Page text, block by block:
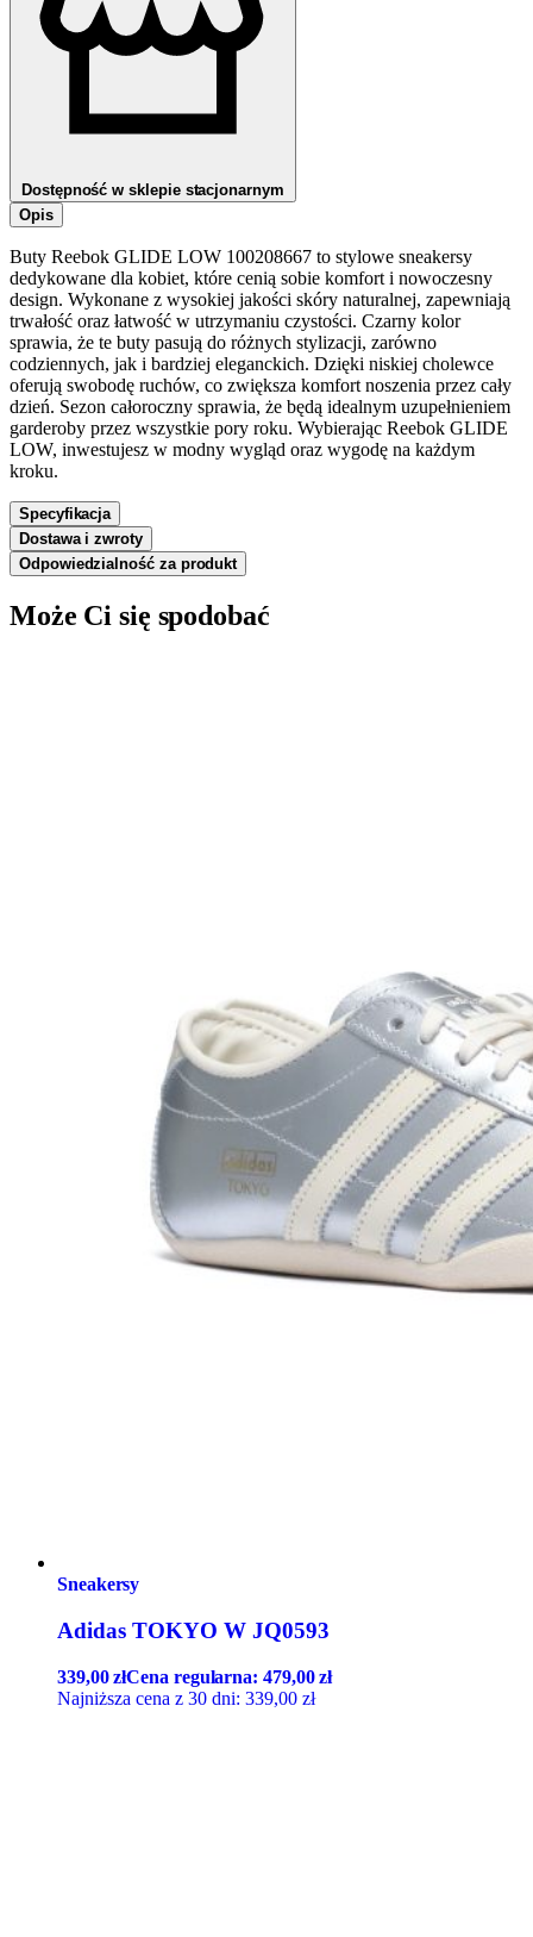
Dostępność w sklepie stacjonarnym
Opis
Buty Reebok GLIDE LOW 100208667 to stylowe sneakersy
dedykowane dla kobiet, które cenią sobie komfort i nowoczesny
design. Wykonane z wysokiej jakości skóry naturalnej, zapewniają
trwałość oraz łatwość w utrzymaniu czystości. Czarny kolor
sprawia, że te buty pasują do różnych stylizacji, zarówno
codziennych, jak i bardziej eleganckich. Dzięki niskiej cholewce
oferują swobodę ruchów, co zwiększa komfort noszenia przez cały
dzień. Sezon całoroczny sprawia, że będą idealnym uzupełnieniem
garderoby przez wszystkie pory roku. Wybierając Reebok GLIDE
LOW, inwestujesz w modny wygląd oraz wygodę na każdym
kroku.
Specyfikacja
Dostawa i zwroty
Odpowiedzialność za produkt
Może Ci się spodobać
Sneakersy
Adidas TOKYO W JQ0593
339,00złCena regularna:479,00zł
Najniższa cena z 30 dni: 339,00 zł